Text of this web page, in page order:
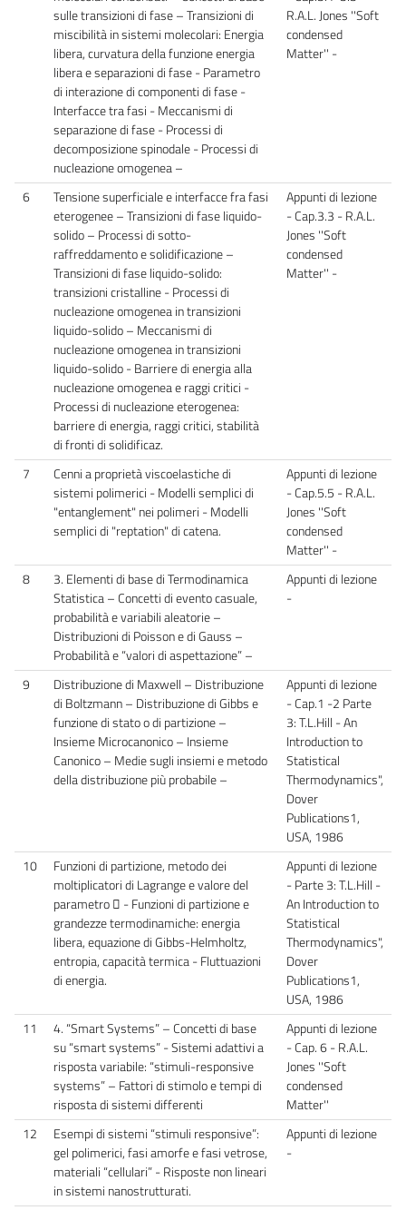
sulle transizioni di fase – Transizioni di
miscibilità in sistemi molecolari: Energia
libera, curvatura della funzione energia
libera e separazioni di fase - Parametro
di interazione di componenti di fase -
Interfacce tra fasi - Meccanismi di
separazione di fase - Processi di
decomposizione spinodale - Processi di
nucleazione omogenea –
R.A.L. Jones ''Soft
condensed
Matter'' -
6
Tensione superficiale e interfacce fra fasi
eterogenee – Transizioni di fase liquido-
solido – Processi di sotto-
raffreddamento e solidificazione –
Transizioni di fase liquido-solido:
transizioni cristalline - Processi di
nucleazione omogenea in transizioni
liquido-solido – Meccanismi di
nucleazione omogenea in transizioni
liquido-solido - Barriere di energia alla
nucleazione omogenea e raggi critici -
Processi di nucleazione eterogenea:
barriere di energia, raggi critici, stabilità
di fronti di solidificaz.
Appunti di lezione
- Cap.3.3 - R.A.L.
Jones ''Soft
condensed
Matter'' -
7
Cenni a proprietà viscoelastiche di
sistemi polimerici - Modelli semplici di
"entanglement" nei polimeri - Modelli
semplici di "reptation" di catena.
Appunti di lezione
- Cap.5.5 - R.A.L.
Jones ''Soft
condensed
Matter'' -
8
3. Elementi di base di Termodinamica
Statistica – Concetti di evento casuale,
probabilità e variabili aleatorie –
Distribuzioni di Poisson e di Gauss –
Probabilità e “valori di aspettazione” –
Appunti di lezione
-
9
Distribuzione di Maxwell – Distribuzione
di Boltzmann – Distribuzione di Gibbs e
funzione di stato o di partizione –
Insieme Microcanonico – Insieme
Canonico – Medie sugli insiemi e metodo
della distribuzione più probabile –
Appunti di lezione
- Cap.1 -2 Parte
3: T.L.Hill - An
Introduction to
Statistical
Thermodynamics",
Dover
Publications1,
USA, 1986
10
Funzioni di partizione, metodo dei
moltiplicatori di Lagrange e valore del
parametro  - Funzioni di partizione e
grandezze termodinamiche: energia
libera, equazione di Gibbs-Helmholtz,
entropia, capacità termica - Fluttuazioni
di energia.
Appunti di lezione
- Parte 3: T.L.Hill -
An Introduction to
Statistical
Thermodynamics",
Dover
Publications1,
USA, 1986
11
4. “Smart Systems” – Concetti di base
su “smart systems” - Sistemi adattivi a
risposta variabile: “stimuli-responsive
systems” – Fattori di stimolo e tempi di
risposta di sistemi differenti
Appunti di lezione
- Cap. 6 - R.A.L.
Jones ''Soft
condensed
Matter''
12
Esempi di sistemi “stimuli responsive”:
gel polimerici, fasi amorfe e fasi vetrose,
materiali “cellulari” - Risposte non lineari
in sistemi nanostrutturati.
Appunti di lezione
-